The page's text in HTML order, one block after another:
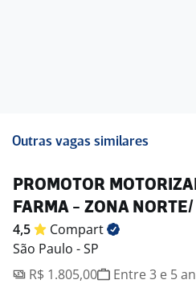
Outras vagas similares
PROMOTOR
FARMA - ZONA NORTE/
4,5
Compart
São Paulo - SP
R$ 1.805,00
Entre 3 e 5